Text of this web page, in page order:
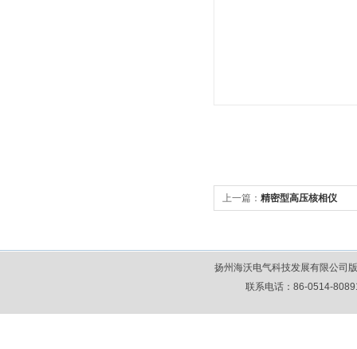
上一篇： 精密型高压核相仪
扬州海沃电气科技发展有限公
联系电话：86-0514-